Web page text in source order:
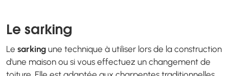
Le sarking
Le sarking une technique à utiliser lors de la construction
d'une maison ou si vous effectuez un changement de